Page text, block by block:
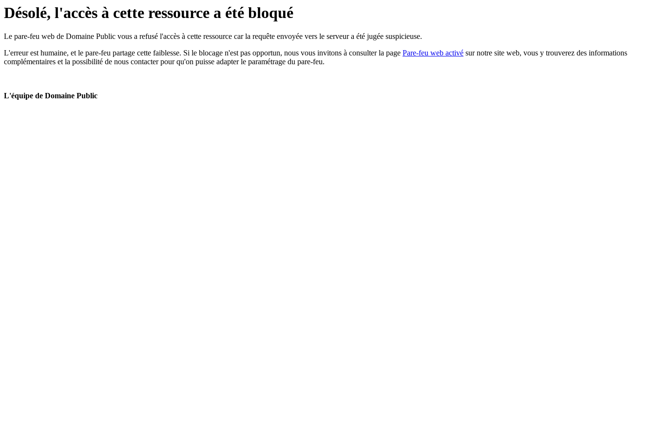
Désolé, l'accès à cette ressource a été bloqué
Le pare-feu web de Domaine Public vous a refusé l'accès à cette ressource car la requête envoyée vers le serveur a été jugée suspicieuse.
L'erreur est humaine, et le pare-feu partage cette faiblesse. Si le blocage n'est pas opportun, nous vous invitons à consulter la page Pare-feu web activé sur notre site web, vous y trouverez des informations
complémentaires et la possibilité de nous contacter pour qu'on puisse adapter le paramétrage du pare-feu.
L'équipe de Domaine Public